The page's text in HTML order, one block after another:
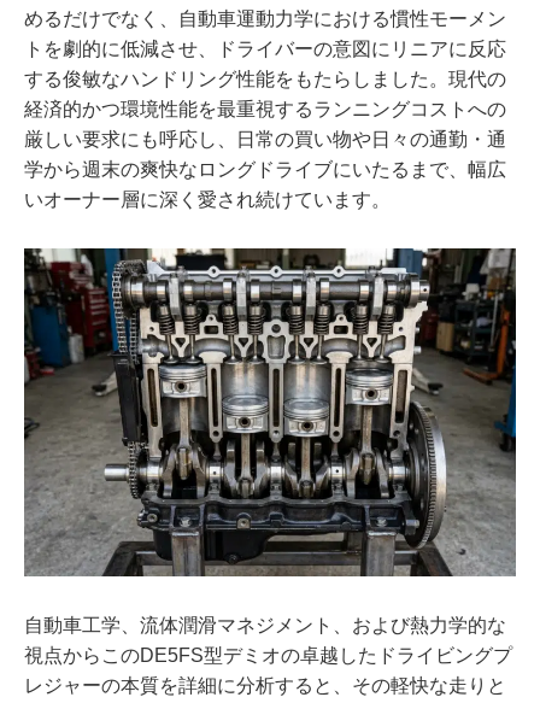
めるだけでなく、自動車運動力学における慣性モーメン
トを劇的に低減させ、ドライバーの意図にリニアに反応
する俊敏なハンドリング性能をもたらしました。現代の
経済的かつ環境性能を最重視するランニングコストへの
厳しい要求にも呼応し、日常の買い物や日々の通勤・通
学から週末の爽快なロングドライブにいたるまで、幅広
いオーナー層に深く愛され続けています。
自動車工学、流体潤滑マネジメント、および熱力学的な
視点からこのDE5FS型デミオの卓越したドライビングプ
レジャーの本質を詳細に分析すると、その軽快な走りと